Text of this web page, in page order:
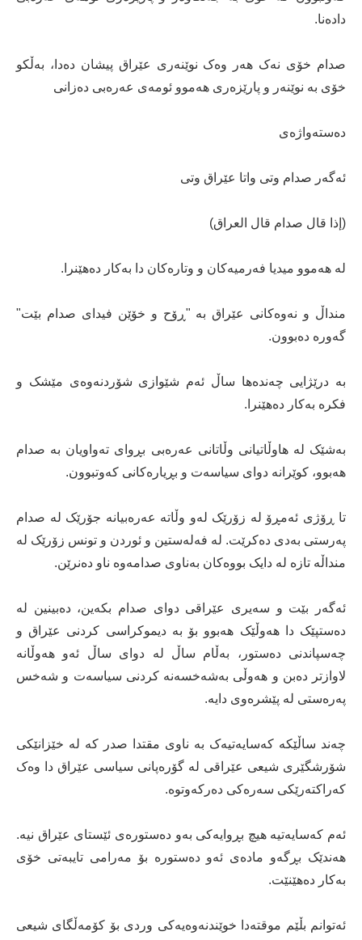
دادەنا.
صدام خۆی نەک ھەر وەک نوێنەری عێراق پیشان دەدا، بەڵکو
خۆی بە نوێنەر و پارێزەری ھەموو ئومەی عەرەبی دەزانی
دەستەواژەی
ئەگەر صدام وتی واتا عێراق وتی
(إذا قال صدام قال العراق)
لە ھەموو میدیا فەرمیەکان و وتارەکان دا بەکار دەھێنرا.
منداڵ و نەوەکانی عێراق بە "ڕۆح و خۆێن فیدای صدام بێت"
گەورە دەبوون.
بە درێژایی چەندەھا ساڵ ئەم شێوازی شۆردنەوەی مێشک و
فکرە بەکار دەھێنرا.
بەشێک لە ھاوڵاتیانی وڵاتانی عەرەبی بڕوای تەواویان بە صدام
ھەبوو، کوێرانە دوای سیاسەت و بڕیارەکانی کەوتبوون.
تا ڕۆژی ئەمڕۆ لە زۆرێک لەو وڵاتە عەرەبیانە جۆرێک لە صدام
پەرستی بەدی دەکرێت. لە فەلەستین و ئوردن و تونس زۆرێک لە
منداڵە تازە لە دایک بووەکان بەناوی صدامەوە ناو دەنرێن.
ئەگەر بێت و سەیری عێراقی دوای صدام بکەین، دەبینین لە
دەستپێک دا ھەوڵێک ھەبوو بۆ بە دیموکراسی کردنی عێراق و
چەسپاندنی دەستور، بەڵام ساڵ لە دوای ساڵ ئەو ھەوڵانە
لاوازتر دەبن و ھەوڵی بەشەخسەنە کردنی سیاسەت و شەخس
پەرەستی لە پێشرەوی دایە.
چەند ساڵێکە کەسایەتیەک بە ناوی مقتدا صدر کە لە خێزانێکی
شۆرشگێری شیعی عێراقی لە گۆرەپانی سیاسی عێراق دا وەک
کەراکتەرێکی سەرەکی دەرکەوتوە.
ئەم کەسایەتیە ھیچ بڕوایەکی بەو دەستورەی ئێستای عێراق نیە.
ھەندێک بڕگەو مادەی ئەو دەستورە بۆ مەرامی تایبەتی خۆی
بەکار دەھێنێت.
ئەتوانم بڵێم موقتەدا خوێندنەوەیەکی وردی بۆ کۆمەڵگای شیعی